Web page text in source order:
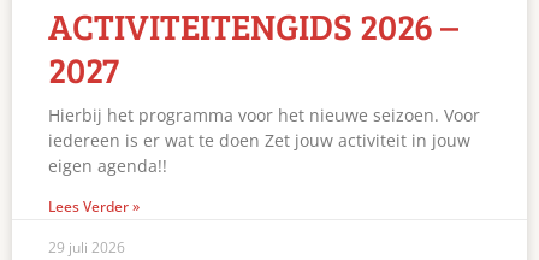
ACTIVITEITENGIDS 2026 –
2027
Hierbij het programma voor het nieuwe seizoen. Voor
iedereen is er wat te doen Zet jouw activiteit in jouw
eigen agenda!!
Lees Verder »
29 juli 2026